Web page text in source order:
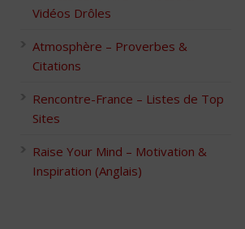
Vidéos Drôles
Atmosphère – Proverbes &
Citations
Rencontre-France – Listes de Top
Sites
Raise Your Mind – Motivation &
Inspiration (Anglais)